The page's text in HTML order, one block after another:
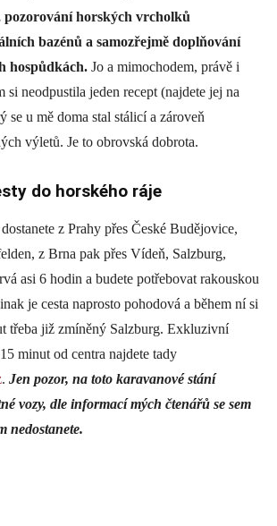
pozorování horských vrcholků
bazénů a samozřejmě doplňování
hospůdkách. Jo a mimochodem, právě i
si neodpustila jeden recept (najdete jej na
se u mě doma stal stálicí a zároveň
výletů. Je to obrovská dobrota.
do horského ráje
z Prahy přes České Budějovice,
z Brna pak přes Vídeň, Salzburg,
asi 6 hodin a budete potřebovat rakouskou
je cesta naprosto pohodová a během ní si
třeba již zmíněný Salzburg. Exkluzivní
minut od centra najdete tady
. Jen pozor, na toto karavanové stání
vozy, dle informací mých čtenářů se sem
nedostanete.